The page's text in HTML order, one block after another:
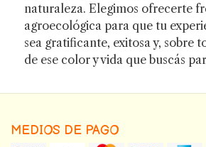
naturaleza. Elegimos ofrecerte
agroecológica para que tu
sea gratificante, exitosa y, sobre
de ese color y vida que buscás
MEDIOS DE PAGO